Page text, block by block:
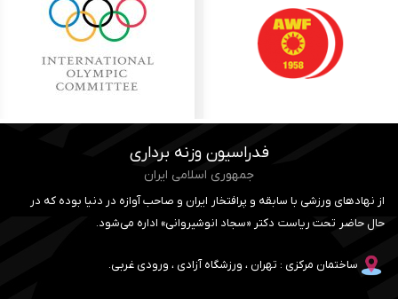
فدراسیون وزنه برداری
جمهوری اسلامی ایران
از نهادهای ورزشی با سابقه و پرافتخار ایران و صاحب آوازه در دنیا بوده که در
حال حاضر تحت ریاست دکتر «سجاد انوشیروانی» اداره می‌شود.
ساختمان مرکزی : تهران ، ورزشگاه آزادی ، ورودی غربی.